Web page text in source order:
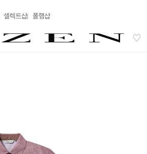
셀렉트샵 폴햄샵